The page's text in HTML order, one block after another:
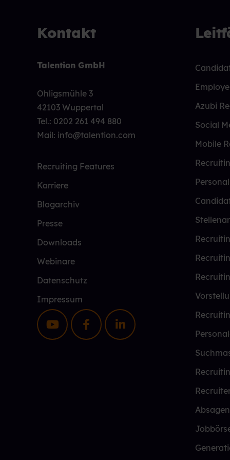
Kontakt
Talention GmbH
Ohligsmühle 3
42103 Wuppertal
Tel.: 0202 261 494 880
Mail: info@talention.com
Recruiting Features
Karriere
Blogarchiv
Presse
Downloads
Webinare
Datenschutz
Impressum
Azubi
Social
Mobile